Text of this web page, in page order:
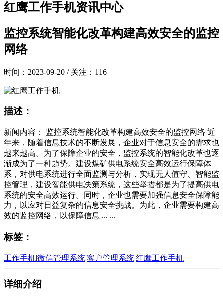
红鹰工作手机资讯中心
监控系统智能化改革构建高效安全的监控
网络
时间：2023-09-20 / 关注：116
描述：
新闻内容： 监控系统智能化改革构建高效安全的监控网络 近
年来，随着信息技术的不断发展，企业对于信息安全的需求也
越来越高。为了保障企业的安全，监控系统的智能化改革也逐
渐成为了一种趋势。建设煤矿供电系统安全高效运行保障体
系，对供电系统进行全面监测与分析，实现无人值守、智能监
控管理，建设智能供电决策系统，这些举措都是为了提高供电
系统的安全高效运行。同时，企业也需要加强信息安全保障能
力，以应对日益复杂的信息安全挑战。为此，企业需要构建高
效的监控网络，以保障信息 ... ...
标签：
工作手机|微信管理系统|客户管理系统|红鹰工作手机
详细介绍